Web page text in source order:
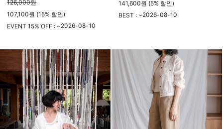
126,000원
107,100원 (15% 할인)
EVENT 15% OFF : ~2026-08-10
141,600원 (5% 할인)
BEST : ~2026-08-10